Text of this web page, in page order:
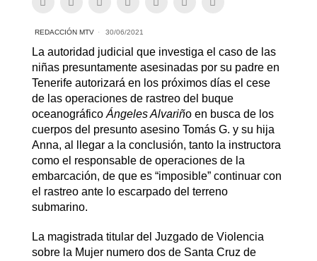
REDACCIÓN MTV 30/06/2021
La autoridad judicial que investiga el caso de las
niñas presuntamente asesinadas por su padre en
Tenerife autorizará en los próximos días el cese
de las operaciones de rastreo del buque
oceanográfico Ángeles Alvariño en busca de los
cuerpos del presunto asesino Tomás G. y su hija
Anna, al llegar a la conclusión, tanto la instructora
como el responsable de operaciones de la
embarcación, de que es “imposible” continuar con
el rastreo ante lo escarpado del terreno
submarino.
La magistrada titular del Juzgado de Violencia
sobre la Mujer numero dos de Santa Cruz de